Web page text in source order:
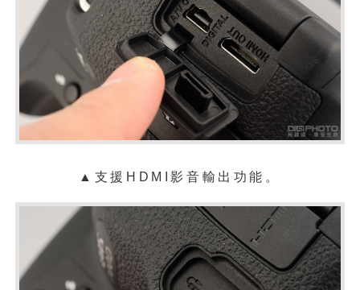
▲支援HDMI影音輸出功能。